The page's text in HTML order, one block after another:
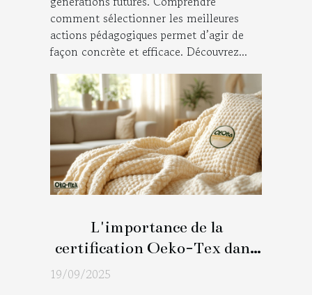
comment sélectionner les meilleures
actions pédagogiques permet d’agir de
façon concrète et efficace. Découvrez...
L'importance de la
certification Oeko-Tex dans
les textiles de maison
19/09/2025